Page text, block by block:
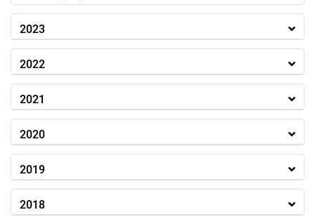
2023
2022
2021
2020
2019
2018